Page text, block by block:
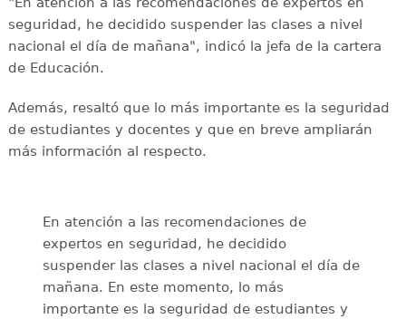
seguridad, he decidido suspender las clases a nivel
nacional el día de mañana", indicó la jefa de la cartera
de Educación.
Además, resaltó que lo más importante es la seguridad
de estudiantes y docentes y que en breve ampliarán
más información al respecto.
En atención a las recomendaciones de
expertos en seguridad, he decidido
suspender las clases a nivel nacional el día de
mañana. En este momento, lo más
importante es la seguridad de estudiantes y